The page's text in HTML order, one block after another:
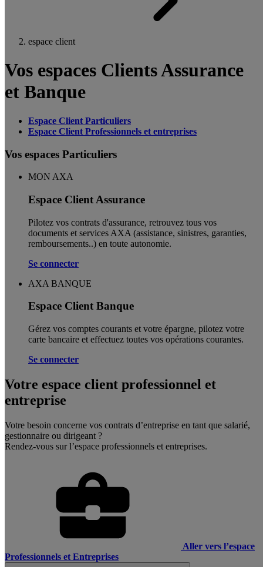
espace client
Vos espaces Clients Assurance
et Banque
Espace Client Particuliers
Espace Client Professionnels et entreprises
Vos espaces Particuliers
MON AXA
Espace Client Assurance
Pilotez vos contrats d'assurance, retrouvez tous vos
documents et services AXA (assistance, sinistres, garanties,
remboursements..) en toute autonomie. ​
Se connecter
AXA BANQUE
Espace Client Banque
Gérez vos comptes courants et votre épargne, pilotez votre
carte bancaire et effectuez toutes vos opérations courantes.
Se connecter
Votre espace client professionnel et
entreprise
Votre besoin concerne vos contrats d’entreprise en tant que salarié,
gestionnaire ou dirigeant ?
Rendez-vous sur l’espace professionnels et entreprises.
Aller vers l’espace
Professionnels et Entreprises